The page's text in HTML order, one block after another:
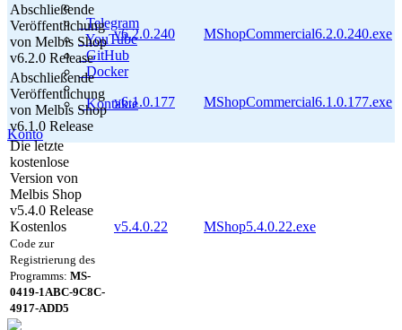
Telegram
YouTube
GitHub
Docker
Kontakte
Konto
Abschließende
Veröffentlichung
von Melbis Shop
v6.2.0 Release
v6.2.0.240 MShopCommercial6.2.0.240.exe
Abschließende
Veröffentlichung
von Melbis Shop
v6.1.0 Release
v6.1.0.177 MShopCommercial6.1.0.177.exe
Die letzte
kostenlose
Version von
Melbis Shop
v5.4.0 Release
Kostenlos
Code zur
Registrierung des
Programms: MS-
0419-1ABC-9C8C-
4917-ADD5
v5.4.0.22 MShop5.4.0.22.exe